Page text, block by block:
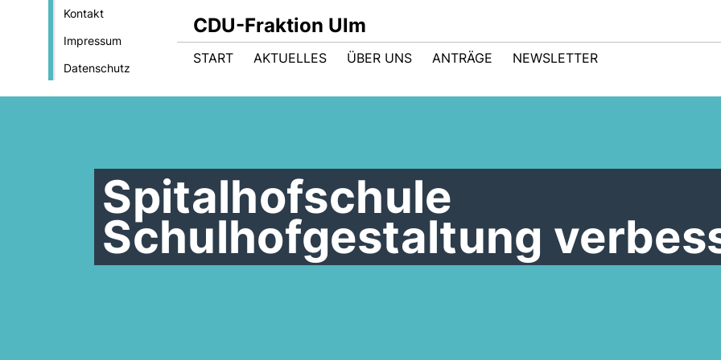
Kontakt
Impressum
Datenschutz
CDU-Fraktion Ulm
START AKTUELLES ÜBER UNS ANTRÄGE NEWSLETTER
Spitalhofschule
Schulhofgestaltung